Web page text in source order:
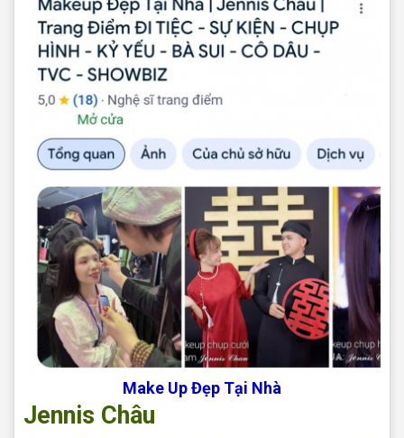
Make Up Đẹp Tại Nhà
Jennis Châu